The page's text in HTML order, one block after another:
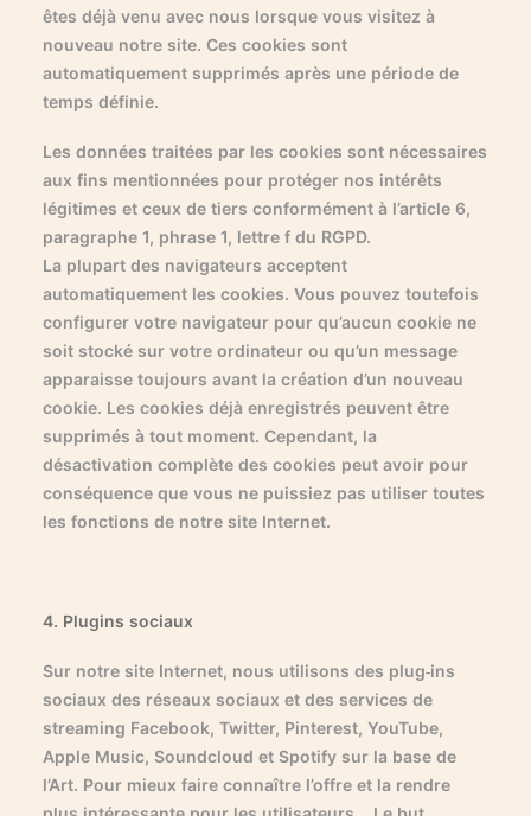
êtes déjà venu avec nous lorsque vous visitez à
nouveau notre site. Ces cookies sont
automatiquement supprimés après une période de
temps définie.
Les données traitées par les cookies sont nécessaires
aux fins mentionnées pour protéger nos intérêts
légitimes et ceux de tiers conformément à l’article 6,
paragraphe 1, phrase 1, lettre f du RGPD.
La plupart des navigateurs acceptent
automatiquement les cookies. Vous pouvez toutefois
configurer votre navigateur pour qu’aucun cookie ne
soit stocké sur votre ordinateur ou qu’un message
apparaisse toujours avant la création d’un nouveau
cookie. Les cookies déjà enregistrés peuvent être
supprimés à tout moment. Cependant, la
désactivation complète des cookies peut avoir pour
conséquence que vous ne puissiez pas utiliser toutes
les fonctions de notre site Internet.
4. Plugins sociaux
Sur notre site Internet, nous utilisons des plug-ins
sociaux des réseaux sociaux et des services de
streaming Facebook, Twitter, Pinterest, YouTube,
Apple Music, Soundcloud et Spotify sur la base de
l’Art. Pour mieux faire connaître l’offre et la rendre